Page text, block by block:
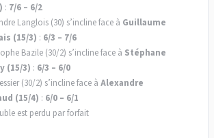
: 7/6 – 6/2
Langlois (30) s’incline face à Guillaume
(15/3) : 6/3 – 7/6
Bazile (30/2) s’incline face à Stéphane
(15/3) : 6/3 – 6/0
(30/2) s’incline face à Alexandre
(15/4) : 6/0 – 6/1
est perdu par forfait